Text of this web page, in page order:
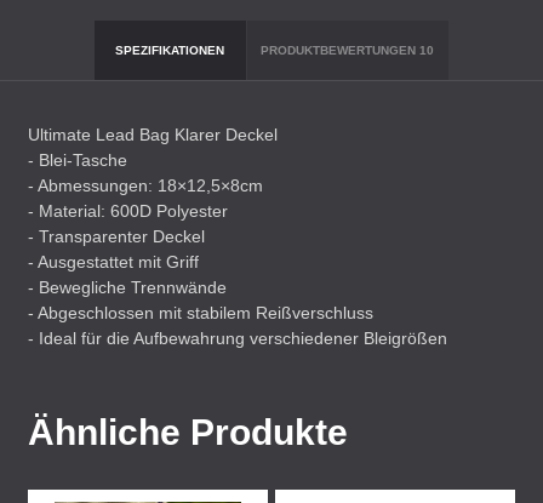
SPEZIFIKATIONEN PRODUKTBEWERTUNGEN10
Ultimate Lead Bag Klarer Deckel
- Blei-Tasche
- Abmessungen: 18×12,5×8cm
- Material: 600D Polyester
- Transparenter Deckel
- Ausgestattet mit Griff
- Bewegliche Trennwände
- Abgeschlossen mit stabilem Reißverschluss
- Ideal für die Aufbewahrung verschiedener Bleigrößen
Ähnliche Produkte